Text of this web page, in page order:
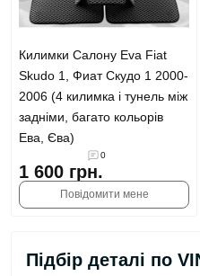
Килимки Салону Eva Fiat
Skudo 1, Фиат Скудо 1 2000-
2006 (4 килимка і тунель між
задніми, багато кольорів
Ева, Єва)
0
1 600 грн.
Повідомити мене
Підбір деталі по